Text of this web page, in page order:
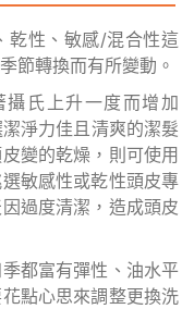
乾性、敏感/混合性這
節轉換而有所變動。
氏上升一度而增加
淨力佳且清爽的潔髮
變的乾燥，則可使用
敏感性或乾性頭皮專
過度清潔，造成頭皮
都富有彈性、油水平
點心思來調整更換洗